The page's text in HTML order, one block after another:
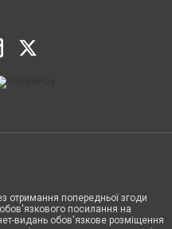
отримання попередньої згоди
посилання на
видань обов'язкове розміщення